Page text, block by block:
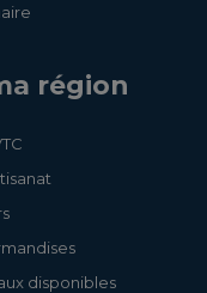
région
disponibles